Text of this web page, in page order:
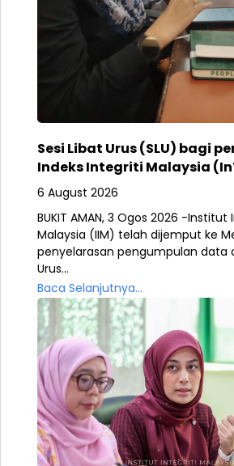
Sesi Libat Urus (SLU) bagi
Indeks Integriti Malaysia
6 August 2026
BUKIT AMAN, 3 Ogos 2026 -Institut
Malaysia (IIM) telah dijemput ke
penyelarasan pengumpulan data
Urus...
Baca Selanjutnya...